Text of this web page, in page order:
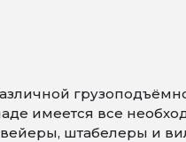
имеется все
штабелеры и